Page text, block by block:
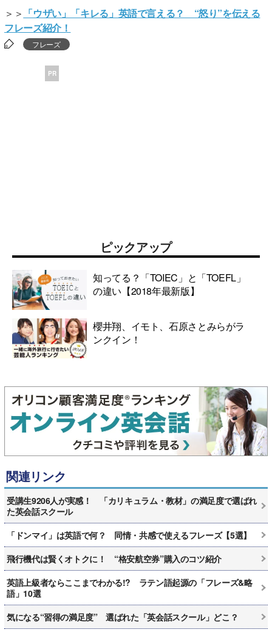
＞＞ 「ウザい」「キレる」英語で言える？ “怒り”を伝える
フレーズ紹介！
フレーズ
PR
ピックアップ
知ってる？「TOIEC」と「TOEFL」
の違い【2018年最新版】
櫻井翔、イモト、石原さとみらがラ
ンクイン！
関連リンク
受講生9206人が実感！ 「カリキュラム・教材」の満足度で選ばれ
た英会話スクール
「ドンマイ」は英語で何？ 同情・共感で使えるフレーズ【5選】
飛行機代は賢くオトクに！ “格安航空券”購入のコツ紹介
英語上級者ならここまでわかる!? ラテン語起源の「フレーズ&略
語」10選
気になる“習得の満足度” 選ばれた「英会話スクール」どこ？